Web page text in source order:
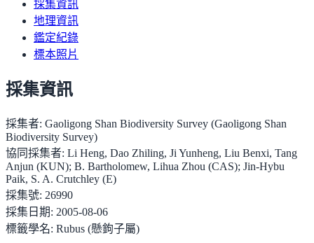
採集資訊
地理資訊
鑑定紀錄
標本照片
採集資訊
採集者: Gaoligong Shan Biodiversity Survey (Gaoligong Shan
Biodiversity Survey)
協同採集者: Li Heng, Dao Zhiling, Ji Yunheng, Liu Benxi, Tang
Anjun (KUN); B. Bartholomew, Lihua Zhou (CAS); Jin-Hybu
Paik, S. A. Crutchley (E)
採集號: 26990
採集日期: 2005-08-06
標籤學名: Rubus (懸鉤子屬)